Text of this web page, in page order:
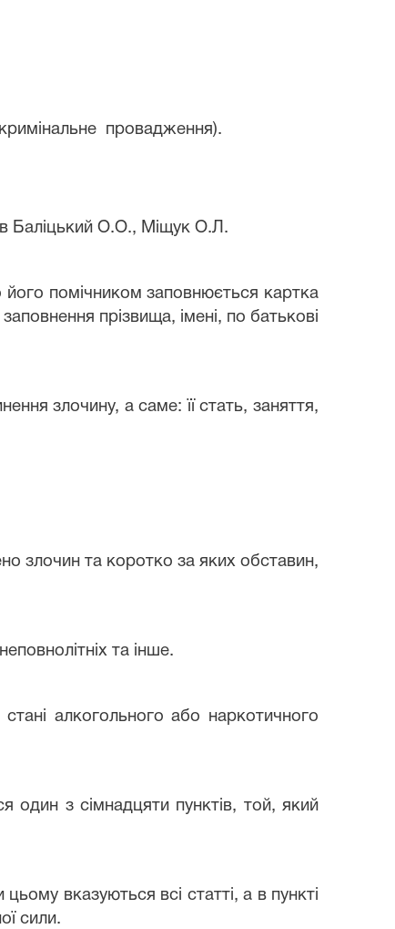
провадження).
Баліцький О.О., Міщук О.Л.
помічником заповнюється картка
прізвища, імені, по батькові
злочину, а саме: її стать, заняття,
злочин та коротко за яких обставин,
та інше.
алкогольного або наркотичного
один з сімнадцяти пунктів, той, який
вказуються всі статті, а в пункті
сили.